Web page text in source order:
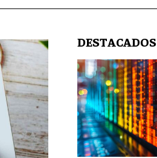
LIFESTYLE
DESTACADOS